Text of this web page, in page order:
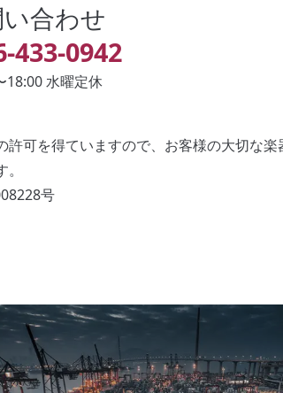
合わせ
433-0942
18:00 水曜定休
可を得ていますので、お客様の大切な楽
号